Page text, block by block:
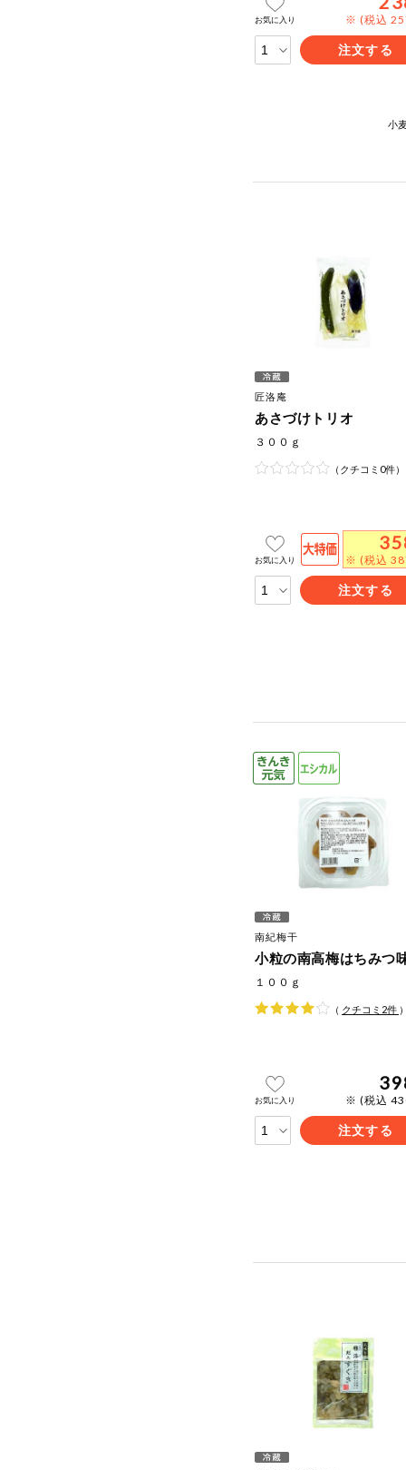
お気に入り ※ (税込
注文する
小
匠洛庵
あさづけトリオ
３００ｇ
（クチコミ0件）
お気に入り ※ (税込
注文する
南紀梅干
小粒の南高梅はちみつ
１００ｇ
（ クチコミ 2件
お気に入り ※ (税込
注文する